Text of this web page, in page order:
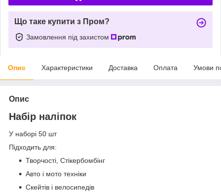
Що таке купити з Пром?
Замовлення під захистом
Опис Характеристики Доставка Оплата Умови
Опис
Набір наліпок
У наборі 50 шт
Підходить для:
Творчості, Стікербомбінг
Авто і мото техніки
Скейтів і велосипедів